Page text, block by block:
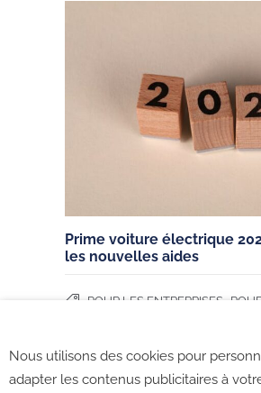
Prime voiture électrique
les nouvelles aides
POUR LES ENTREPRISES
À propos de nous
Exercer mon droit de
Français (France)
Nous utilisons des cookies pour
adapter les contenus publicitaires à